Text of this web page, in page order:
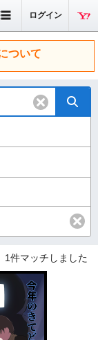
ログイン
ついて
1件マッチしました